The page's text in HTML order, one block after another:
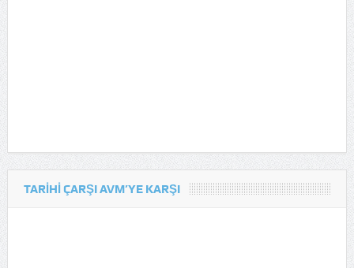
TARIHI ÇARŞI AVM’YE KARŞI